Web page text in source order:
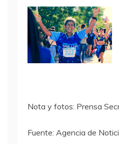
Nota y fotos: Prensa
Fuente: Agencia de